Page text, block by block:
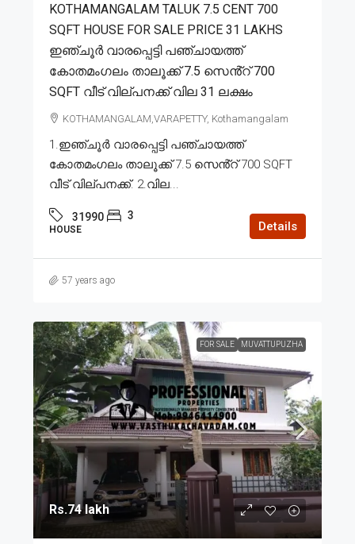
KOTHAMANGALAM TALUK 7.5 CENT 700
SQFT HOUSE FOR SALE PRICE 31 LAKHS
ഇഞ്ചൂർ വാരപ്പെട്ടി പഞ്ചായത്ത്
കോതമംഗലം താലൂക്ക് 7.5 സെൻ്റ് 700
SQFT വീട് വില്പനക്ക് വില 31 ലക്ഷം
KOTHAMANGALAM,VARAPETTY, Kothamangalam
1.ഇഞ്ചൂർ വാരപ്പെട്ടി പഞ്ചായത്ത്
കോതമംഗലം താലൂക്ക് 7.5 സെൻ്റ് 700 SQFT
വീട് വില്പനക്ക്. 2.വില...
31990 3
HOUSE Details
57 years ago
FOR SALE MUVATTUPUZHA
Rs.74 lakh